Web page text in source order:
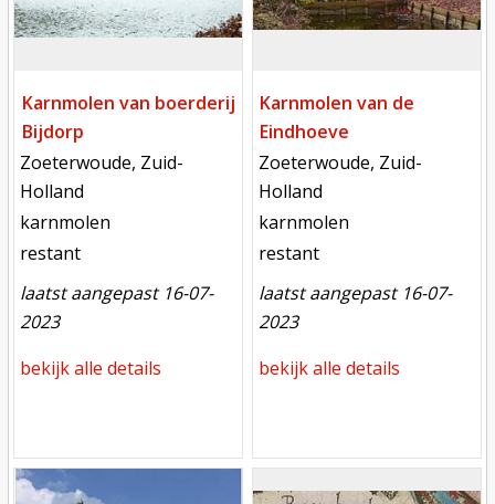
Karnmolen van boerderij
Bijdorp
locatie
Zoeterwoude, Zuid-
Holland
functie
karnmolen
toestand
restant
laatst aangepast 16-07-
2023
bekijk alle details
Karnmolen van de
Eindhoeve
locatie
Zoeterwoude, Zuid-
Holland
functie
karnmolen
toestand
restant
laatst aangepast 16-07-
2023
bekijk alle details
Mill